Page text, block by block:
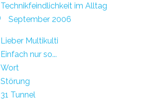
Technikfeindlichkeit im Alltag
September 2006
Lieber Multikulti
Einfach nur so...
Wort
Störung
31 Tunnel